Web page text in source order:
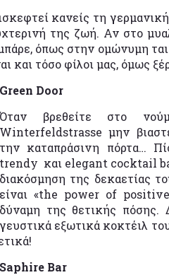
κανείς τη
της ζωή. Αν στο
όπως στην ομώνυμη
και τόσο φίλοι μας, όμως
Green Door
Όταν βρεθείτε στo
Winterfeldstrasse μην
την καταπράσινη πόρτα…
trendy και elegant cocktail
διακόσμηση της δεκαετίας
είναι «the power of
δύναμη της θετικής πόσης.
γευστικά εξωτικά κοκτέιλ
Saphire Bar